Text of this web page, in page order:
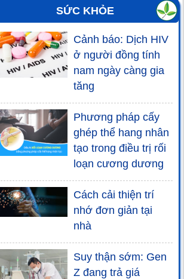
SỨC KHỎE
Cảnh báo: Dịch HIV
ở người đồng tính
nam ngày càng gia
tăng
Phương pháp cấy
ghép thể hang nhân
tạo trong điều trị rối
loạn cương dương
Cách cải thiện trí
nhớ đơn giản tại
nhà
Suy thận sớm: Gen
Z đang trả giá